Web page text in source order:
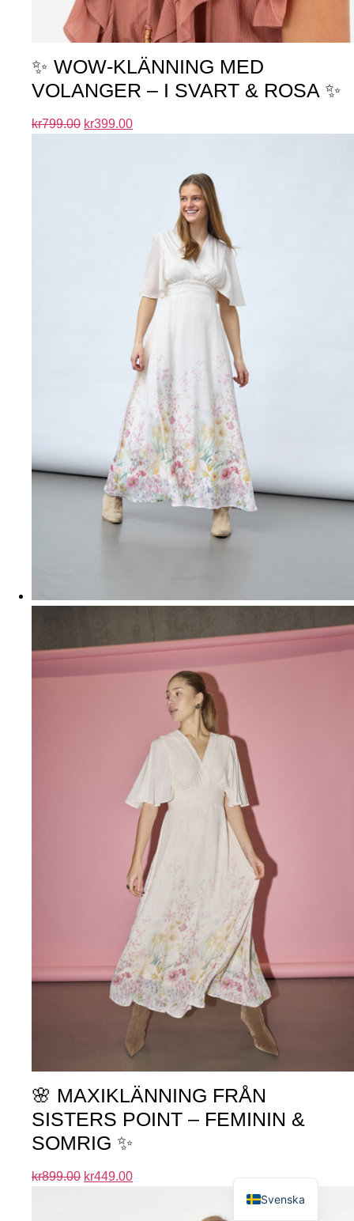
✨ WOW-KLÄNNING MED
VOLANGER – I SVART & ROSA ✨
kr799.00 kr399.00
🌸 MAXIKLÄNNING FRÅN
SISTERS POINT – FEMININ &
SOMRIG ✨
kr899.00 kr449.00
Svenska